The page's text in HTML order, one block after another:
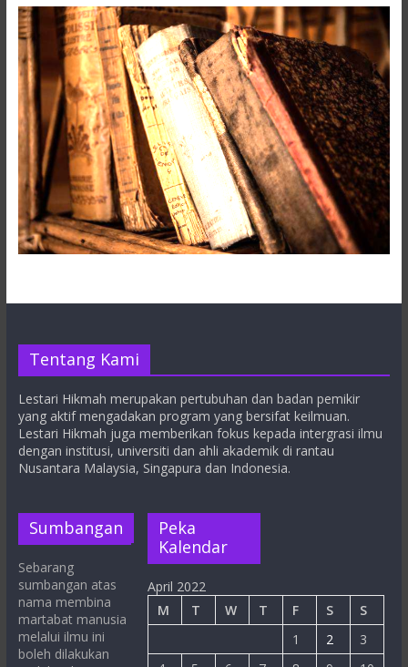
Tentang Kami
Lestari Hikmah merupakan pertubuhan dan badan pemikir
yang aktif mengadakan program yang bersifat keilmuan.
Lestari Hikmah juga memberikan fokus kepada intergrasi ilmu
dengan institusi, universiti dan ahli akademik di rantau
Nusantara Malaysia, Singapura dan Indonesia.
Sumbangan
Sebarang
sumbangan atas
nama membina
martabat manusia
melalui ilmu ini
boleh dilakukan
Peka
Kalendar
April 2022
M
T W T F S
S
1
2
3